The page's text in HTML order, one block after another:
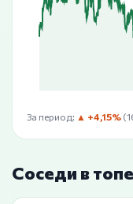
За период: ▲ +4,15%
Соседи в топе